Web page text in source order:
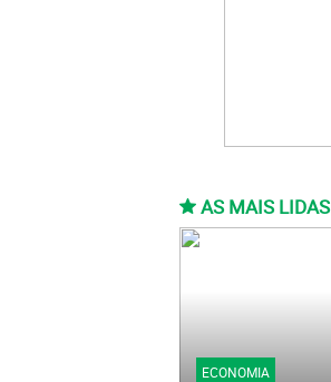
AS MAIS LIDAS
ECONOMIA